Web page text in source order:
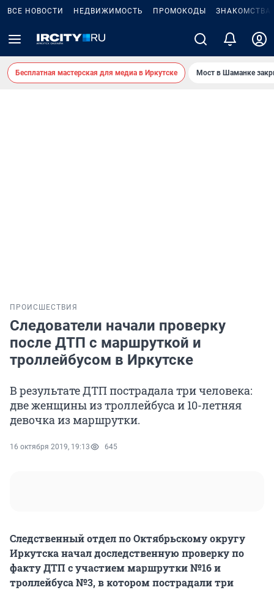
ВСЕ НОВОСТИ НЕДВИЖИМОСТЬ ПРОМОКОДЫ ЗНАКОМСТВА
Бесплатная мастерская для медиа в Иркутске Мост в Шаманке
ПРОИСШЕСТВИЯ
Следователи начали проверку
после ДТП с маршруткой и
троллейбусом в Иркутске
В результате ДТП пострадала три человека:
две женщины из троллейбуса и 10-летняя
девочка из маршрутки.
16 октября 2019, 19:13 645
Следственный отдел по Октябрьскому округу
Иркутска начал доследственную проверку по
факту ДТП с участием маршрутки №16 и
троллейбуса №3, в котором пострадали три